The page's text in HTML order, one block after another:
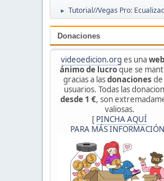
► Tutorial//Vegas Pro:
Donaciones
videoedicion.org es una
ánimo de lucroque se
gracias a lasdonaciones de
usuarios. Todas las
desde 1 €, son
valiosas.
[ PINCHA AQUÍ
PARA MÁS INFORMACIÓN